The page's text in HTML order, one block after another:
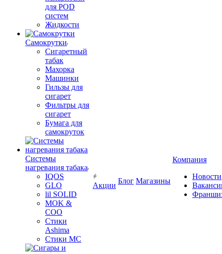
для POD
систем
Жидкости
Самокрутки
Сигаретный
табак
Махорка
Машинки
Гильзы для
сигарет
Фильтры для
сигарет
Бумага для
самокруток
Системы
нагревания табака
IQOS
GLO
lil SOLID
MOK &
COO
Стики
Ashima
Стики MC
Акции
Блог Магазины
Компания
Новости